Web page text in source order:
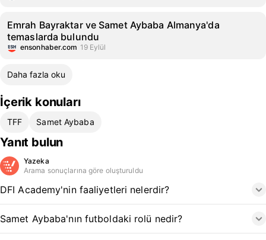
Emrah Bayraktar ve Samet Aybaba Almanya'da
temaslarda bulundu
ensonhaber.com 19 Eylül
Daha fazla oku
İçerik konuları
TFF Samet Aybaba
Yanıt bulun
Yazeka
Arama sonuçlarına göre oluşturuldu
DFI Academy'nin faaliyetleri nelerdir?
Samet Aybaba'nın futboldaki rolü nedir?